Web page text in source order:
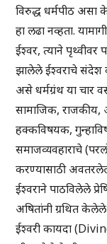
विरुद्ध धर्मपीठ असा
हा लढा नव्हता.
ईश्वर, त्याने पृथ्वीवर
झालेले ईश्वराचे संदेश
असे धर्मग्रंथ या चार
सामाजिक, राजकीय,
हक्कविषयक,
समाजव्यवहाराचे
करण्यासाठी
ईश्वराने पाठविलेले
अषितांनी ग्रथित
ईश्वरी कायदा